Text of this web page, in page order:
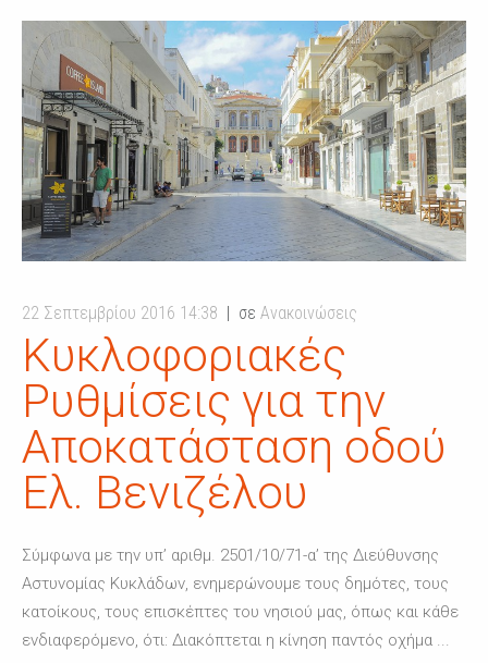
22 Σεπτεμβρίου 2016 14:38 σε Ανακοινώσεις
Κυκλοφοριακές
Ρυθμίσεις για την
Αποκατάσταση οδού
Ελ. Βενιζέλου
Σύμφωνα με την υπ’ αριθμ. 2501/10/71-α’ της Διεύθυνσης
Αστυνομίας Κυκλάδων, ενημερώνουμε τους δημότες, τους
κατοίκους, τους επισκέπτες του νησιού μας, όπως και κάθε
ενδιαφερόμενο, ότι: Διακόπτεται η κίνηση παντός οχήμα ...